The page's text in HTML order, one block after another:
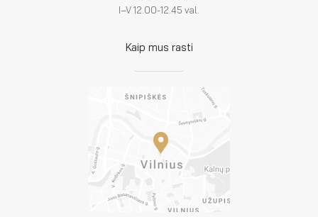
I–V 12.00-12.45 val.
Kaip mus rasti